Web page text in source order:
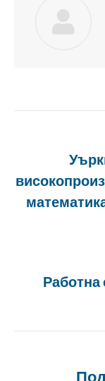
Работна